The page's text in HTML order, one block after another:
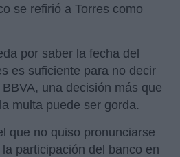
se refirió a Torres como
por saber la fecha del
es suficiente para no decir
una decisión más que
multa puede ser gorda.
que no quiso pronunciarse
participación del banco en